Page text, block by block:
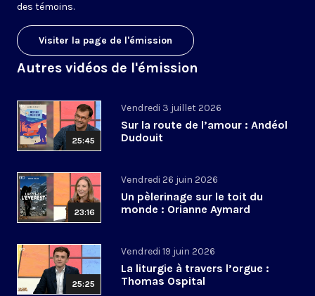
des témoins.
Visiter la page de l'émission
Autres vidéos de l'émission
25:45
Vendredi 3 juillet 2026
Sur la route de l’amour : Andéol
Dudouit
23:16
Vendredi 26 juin 2026
Un pèlerinage sur le toit du
monde : Orianne Aymard
25:25
Vendredi 19 juin 2026
La liturgie à travers l’orgue :
Thomas Ospital